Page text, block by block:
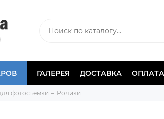
ГАЛЕРЕЯ ДОСТАВКА ОПЛАТА
фотосъемки Ролики